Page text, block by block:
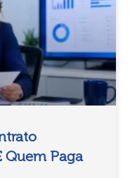
Quem Paga